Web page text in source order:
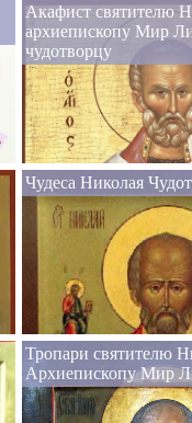
Акафист святителю
архиепископу Мир
чудотворцу
Чудеса Николая
Тропари святителю
Архиепископу Мир